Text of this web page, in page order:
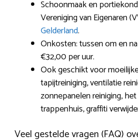
Schoonmaak en
Vereniging van Eigenaren
Gelderland.
Onkosten: tussen om en
€32,00 per uur.
Ook geschikt voor
tapijtreiniging, ventilatie
zonnepanelen reiniging,
trappenhuis, graffiti
Veel gestelde vragen (FAQ)